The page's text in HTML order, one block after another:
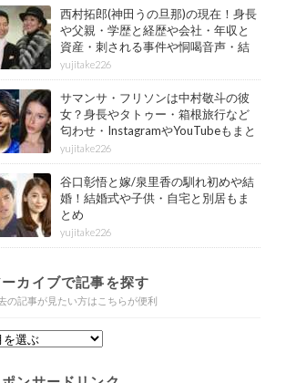
西村拓郎(神田うの旦那)の現在！身長
や父親・学歴と経歴や会社・年収と
資産・刺される事件や恫喝音声・結
婚と子供や自宅・脳梗塞の病気もま
とめ
yujitake226
サマンサ・フリソンは中村敬斗の彼
女？身長やタトゥー・箱根旅行など
匂わせ・InstagramやYouTubeもまと
め
yujitake226
谷口彰悟と嫁/泉里香の馴れ初めや結
婚！結婚式や子供・自宅と別居もま
とめ
yujitake226
ーカイブで記事を探す
の記事が見たい方はこちらが便利